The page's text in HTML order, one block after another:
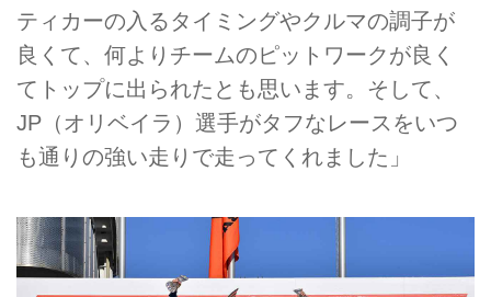
ティカーの入るタイミングやクルマの調子が
良くて、何よりチームのピットワークが良く
てトップに出られたとも思います。そして、
JP（オリベイラ）選手がタフなレースをいつ
も通りの強い走りで走ってくれました」